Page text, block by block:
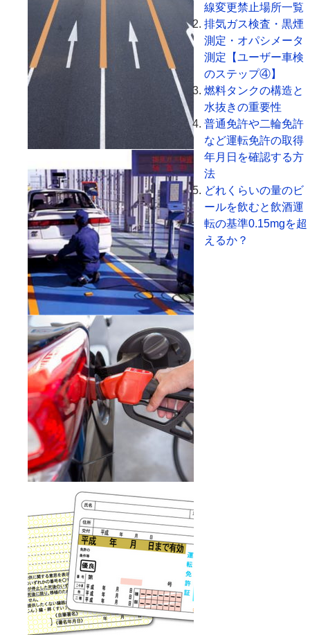
線変更禁止場所一覧
排気ガス検査・黒煙
測定・オパシメータ
測定【ユーザー車検
のステップ④】
燃料タンクの構造と
水抜きの重要性
普通免許や二輪免許
など運転免許の取得
年月日を確認する方
法
どれくらいの量のビ
ールを飲むと飲酒運
転の基準0.15mgを超
えるか？